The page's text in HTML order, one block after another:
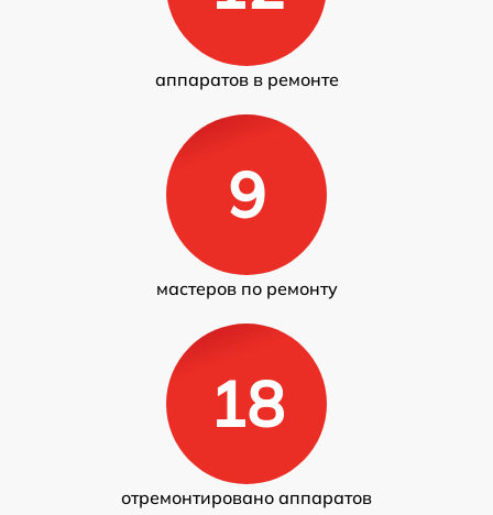
аппаратов в ремонте
9
мастеров по ремонту
18
отремонтировано аппаратов